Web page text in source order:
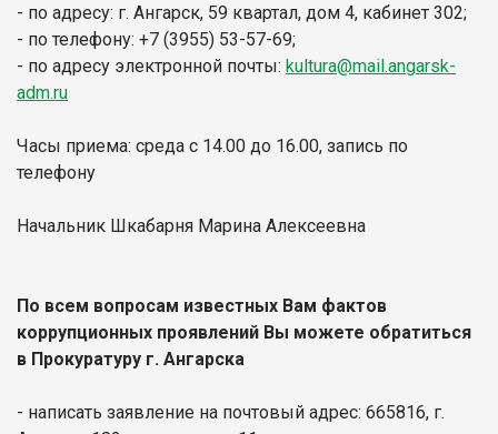
- по адресу: г. Ангарск, 59 квартал, дом 4, кабинет 302;
- по телефону: +7 (3955) 53-57-69;
- по адресу электронной почты: kultura@mail.angarsk-
adm.ru
Часы приема: среда с 14.00 до 16.00, запись по
телефону
Начальник Шкабарня Марина Алексеевна
По всем вопросам известных Вам фактов
коррупционных проявлений Вы можете обратиться
в Прокуратуру г. Ангарска
- написать заявление на почтовый адрес: 665816, г.